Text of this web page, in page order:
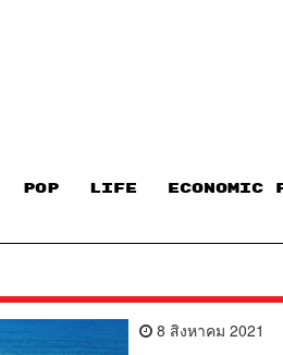
POP LIFE ECONOMIC
8 สิงหาคม 2021